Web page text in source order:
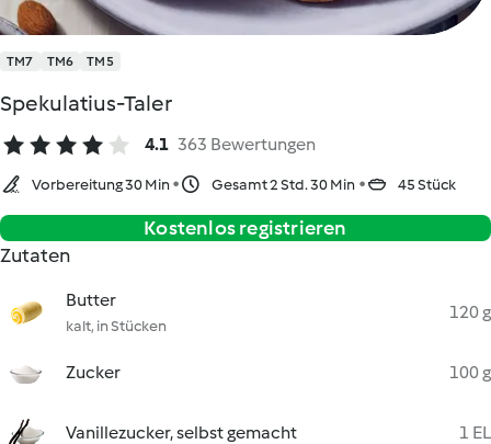
TM7 TM6 TM5
Spekulatius-Taler
4.1 363 Bewertungen
Vorbereitung 30 Min Gesamt 2 Std. 30 Min 45 Stück
Kostenlos registrieren
Zutaten
Butter
kalt, in Stücken
120 g
Zucker 100 g
Vanillezucker, selbst gemacht 1 EL